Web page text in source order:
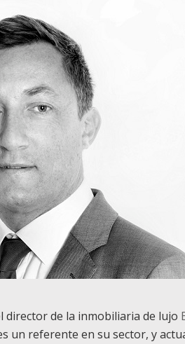
director de la inmobiliaria de lujo
un referente en su sector, y